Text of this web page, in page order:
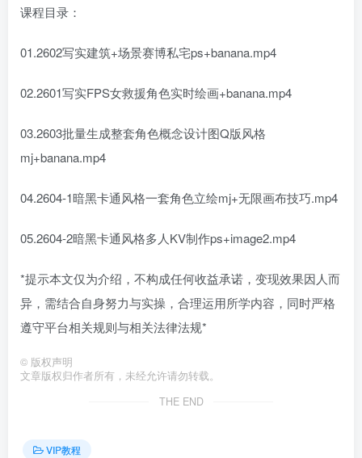
课程目录：
01.2602写实建筑+场景赛博私宅ps+banana.mp4
02.2601写实FPS女救援角色实时绘画+banana.mp4
03.2603批量生成整套角色概念设计图Q版风格
mj+banana.mp4
04.2604-1暗黑卡通风格一套角色立绘mj+无限画布技巧.mp4
05.2604-2暗黑卡通风格多人KV制作ps+image2.mp4
*提示本文仅为介绍，不构成任何收益承诺，变现效果因人而
异，需结合自身努力与实操，合理运用所学内容，同时严格
遵守平台相关规则与相关法律法规*
© 版权声明
文章版权归作者所有，未经允许请勿转载。
THE END
VIP教程